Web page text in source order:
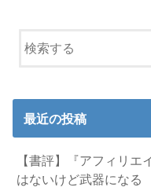
最近の投稿
【書評】『アフィリ
はないけど武器になる